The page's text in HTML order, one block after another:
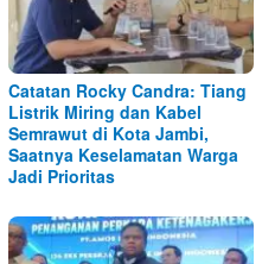
Catatan Rocky Candra: Tiang
Listrik Miring dan Kabel
Semrawut di Kota Jambi,
Saatnya Keselamatan Warga
Jadi Prioritas